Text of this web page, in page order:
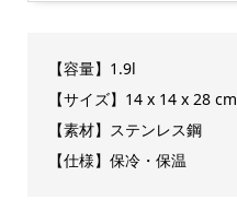
【容量】1.9l
【サイズ】‎14 x 14 x 28 cm
【素材】ステンレス鋼
【仕様】保冷・保温